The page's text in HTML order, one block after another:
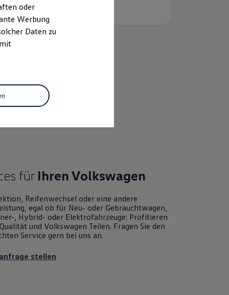
für IhrenVolkswagen
Reifenwechsel oder eine andere
egal ob für Neu- oder Gebrauchtwagen
, Hybrid- oder Elektrofahrzeuge: Profitieren
und Volkswagen Teilen. Fragen Sie den
Service gern bei uns an.
stellen
oder
Werbung
Daten zu